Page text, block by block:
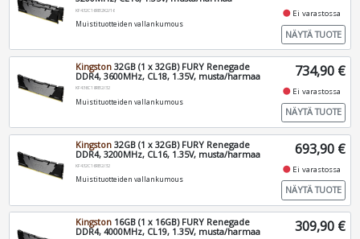
KF432C16RB2K2/16
Muistituotteiden vallankumous
fiber_manual_record Ei varastossa
NÄYTÄ TUOTE
Kingston 32GB (1 x 32GB) FURY Renegade
DDR4, 3600MHz, CL18, 1.35V, musta/harmaa
KF436C18RB2/32
Muistituotteiden vallankumous
734,90 €
fiber_manual_record Ei varastossa
NÄYTÄ TUOTE
Kingston 32GB (1 x 32GB) FURY Renegade
DDR4, 3200MHz, CL16, 1.35V, musta/harmaa
KF432C16RB2/32
Muistituotteiden vallankumous
693,90 €
fiber_manual_record Ei varastossa
NÄYTÄ TUOTE
Kingston 16GB (1 x 16GB) FURY Renegade
DDR4, 4000MHz, CL19, 1.35V, musta/harmaa
309,90 €